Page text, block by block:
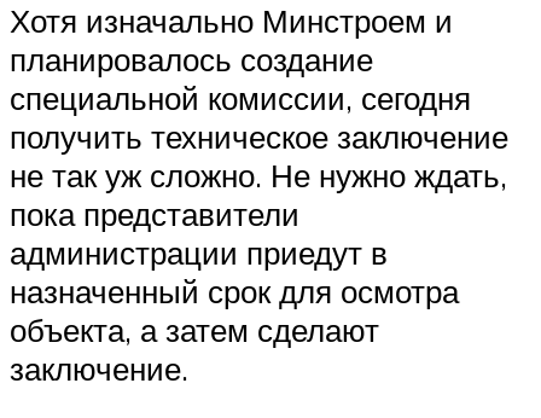
Хотя изначально Минстроем и
планировалось создание
специальной комиссии, сегодня
получить техническое заключение
не так уж сложно. Не нужно ждать,
пока представители
администрации приедут в
назначенный срок для осмотра
объекта, а затем сделают
заключение.